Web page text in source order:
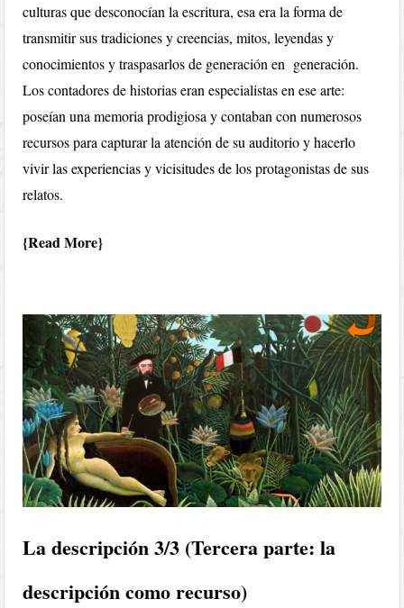
culturas que desconocían la escritura, esa era la forma de
transmitir sus tradiciones y creencias, mitos, leyendas y
conocimientos y traspasarlos de generación en generación.
Los contadores de historias eran especialistas en ese arte:
poseían una memoria prodigiosa y contaban con numerosos
recursos para capturar la atención de su auditorio y hacerlo
vivir las experiencias y vicisitudes de los protagonistas de sus
relatos.
Read More
La descripción 3/3 (Tercera parte: la
descripción como recurso)